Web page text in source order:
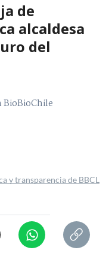
de
alcaldesa
del
BioBioChile
y transparencia de BBCL